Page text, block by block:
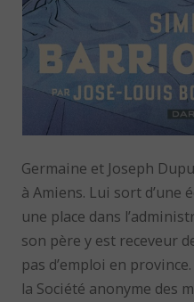
Germaine et Joseph
à Amiens. Lui sort d’une
une place dans
son père y est receveur
pas d’emploi en
la Société anonyme des